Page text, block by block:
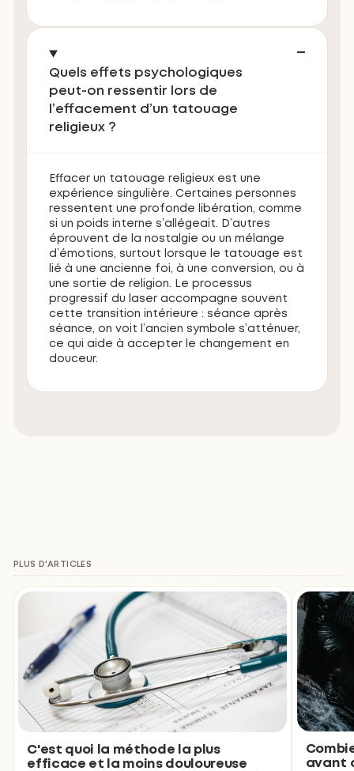
Quels effets psychologiques
peut-on ressentir lors de
l’effacement d’un tatouage
religieux ?
Effacer un tatouage religieux est une
expérience singulière. Certaines personnes
ressentent une profonde libération, comme
si un poids interne s’allégeait. D’autres
éprouvent de la nostalgie ou un mélange
d’émotions, surtout lorsque le tatouage est
lié à une ancienne foi, à une conversion, ou à
une sortie de religion. Le processus
progressif du laser accompagne souvent
cette transition intérieure : séance après
séance, on voit l’ancien symbole s’atténuer,
ce qui aide à accepter le changement en
douceur.
PLUS D'ARTICLES
C'est quoi la méthode la plus
efficace et la moins douloureuse
avant